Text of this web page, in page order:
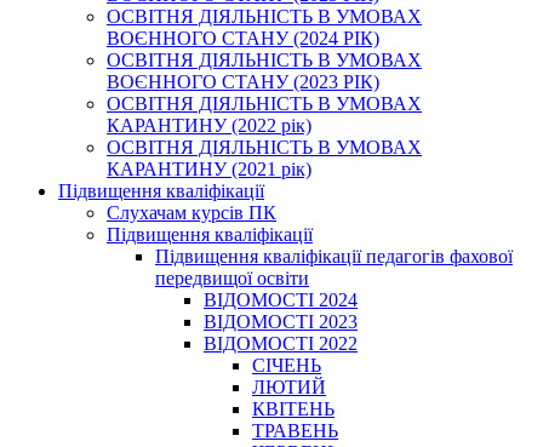
ОСВІТНЯ ДІЯЛЬНІСТЬ В УМОВАХ
ВОЄННОГО СТАНУ (2024 РІК)
ОСВІТНЯ ДІЯЛЬНІСТЬ В УМОВАХ
ВОЄННОГО СТАНУ (2023 РІК)
ОСВІТНЯ ДІЯЛЬНІСТЬ В УМОВАХ
КАРАНТИНУ (2022 рік)
ОСВІТНЯ ДІЯЛЬНІСТЬ В УМОВАХ
КАРАНТИНУ (2021 рік)
Підвищення кваліфікації
Слухачам курсів ПК
Підвищення кваліфікації
Підвищення кваліфікації педагогів фахової
передвищої освіти
ВІДОМОСТІ 2024
ВІДОМОСТІ 2023
ВІДОМОСТІ 2022
СІЧЕНЬ
ЛЮТИЙ
КВІТЕНЬ
ТРАВЕНЬ